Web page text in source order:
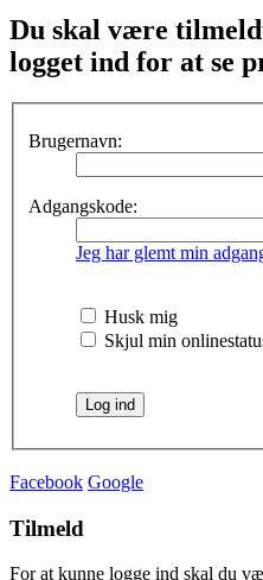
Du skal være
logget ind for at se
Brugernavn:
Adgangskode:
Jeg har glemt min
Husk mig
Skjul min
Facebook Google
Tilmeld
For at kunne logge ind skal du